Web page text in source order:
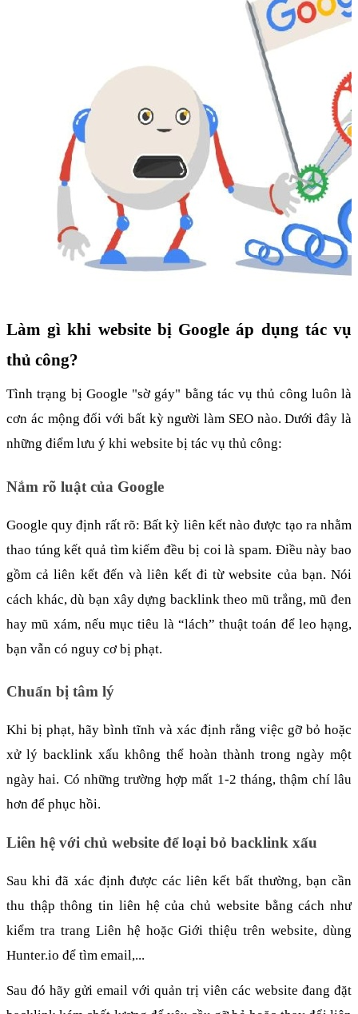
Làm gì khi website bị Google áp dụng tác vụ
thủ công?
Tình trạng bị Google "sờ gáy" bằng tác vụ thủ công luôn là
cơn ác mộng đối với bất kỳ người làm SEO nào. Dưới đây là
những điểm lưu ý khi website bị tác vụ thủ công:
Nắm rõ luật của Google
Google quy định rất rõ: Bất kỳ liên kết nào được tạo ra nhằm
thao túng kết quả tìm kiếm đều bị coi là spam. Điều này bao
gồm cả liên kết đến và liên kết đi từ website của bạn. Nói
cách khác, dù bạn xây dựng backlink theo mũ trắng, mũ đen
hay mũ xám, nếu mục tiêu là “lách” thuật toán để leo hạng,
bạn vẫn có nguy cơ bị phạt.
Chuẩn bị tâm lý
Khi bị phạt, hãy bình tĩnh và xác định rằng việc gỡ bỏ hoặc
xử lý backlink xấu không thể hoàn thành trong ngày một
ngày hai. Có những trường hợp mất 1-2 tháng, thậm chí lâu
hơn để phục hồi.
Liên hệ với chủ website để loại bỏ backlink xấu
Sau khi đã xác định được các liên kết bất thường, bạn cần
thu thập thông tin liên hệ của chủ website bằng cách như
kiểm tra trang Liên hệ hoặc Giới thiệu trên website, dùng
Hunter.io để tìm email,...
Sau đó hãy gửi email với quản trị viên các website đang đặt